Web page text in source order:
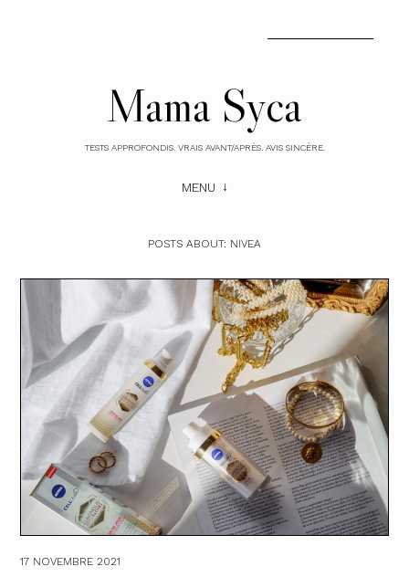
Mama Syca
TESTS APPROFONDIS. VRAIS AVANT/APRÈS. AVIS SINCÈRE.
MENU
POSTS ABOUT: NIVEA
17 NOVEMBRE 2021